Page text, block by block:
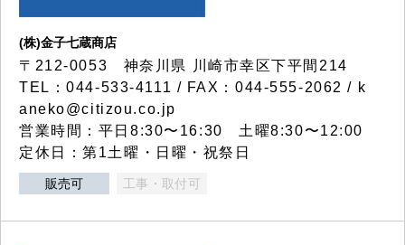
(株)金子七蔵商店
〒212-0053 神奈川県 川崎市幸区下平間214
TEL：044-533-4111 / FAX：044-555-2062 / k
aneko@citizou.co.jp
営業時間：平日8:30〜16:30 土曜8:30〜12:00
定休日：第1土曜・日曜・祝祭日
販売可 工事・取付可